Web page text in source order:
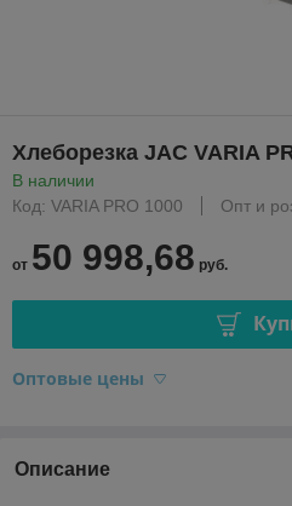
Хлеборезка JAC VARIA
В наличии
Код: VARIA PRO 1000
Опт и
от 50 998,68 руб.
Оптовые цены
Описание